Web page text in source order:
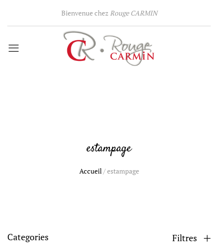
Bienvenue chez Rouge CARMIN
estampage
Accueil/estampage
Categories Filtres